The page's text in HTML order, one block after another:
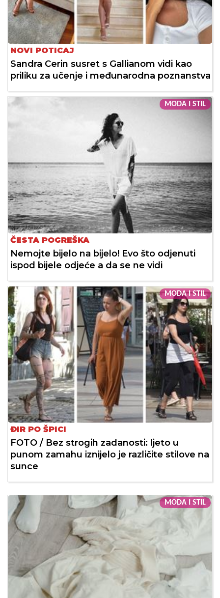
NOVI POTICAJ
Sandra Cerin susret s Gallianom vidi kao
priliku za učenje i međunarodna poznanstva
MODA I STIL
ČESTA POGREŠKA
Nemojte bijelo na bijelo! Evo što odjenuti
ispod bijele odjeće a da se ne vidi
MODA I STIL
ĐIR PO ŠPICI
FOTO / Bez strogih zadanosti: ljeto u
punom zamahu iznijelo je različite stilove na
sunce
MODA I STIL